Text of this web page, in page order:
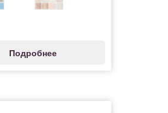
Подробнее